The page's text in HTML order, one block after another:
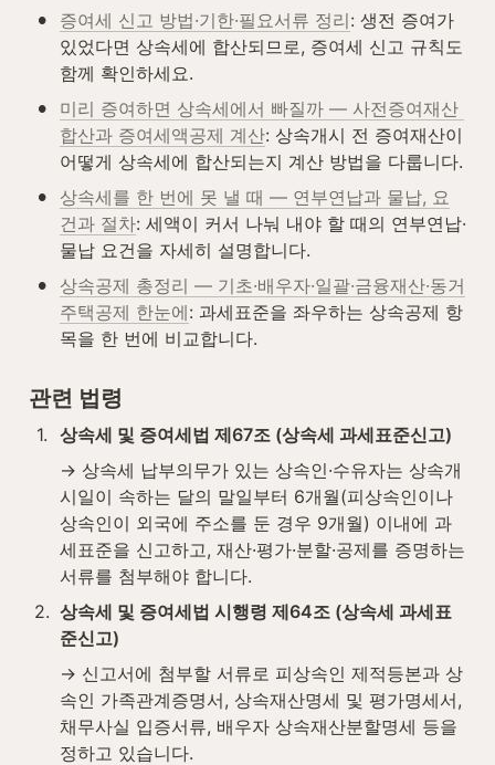
• 증여세 신고 방법·기한·필요서류 정리: 생전 증여가
있었다면 상속세에 합산되므로, 증여세 신고 규칙도
함께 확인하세요.
•
미리 증여하면 상속세에서 빠질까 — 사전증여재산
합산과 증여세액공제 계산: 상속개시 전 증여재산이
어떻게 상속세에 합산되는지 계산 방법을 다룹니다.
•
상속세를 한 번에 못 낼 때 — 연부연납과 물납, 요
건과 절차: 세액이 커서 나눠 내야 할 때의 연부연납·
물납 요건을 자세히 설명합니다.
•
상속공제 총정리 — 기초·배우자·일괄·금융재산·동거
주택공제 한눈에: 과세표준을 좌우하는 상속공제 항
목을 한 번에 비교합니다.
관련 법령
1. 상속세 및 증여세법 제67조 (상속세 과세표준신고)
→ 상속세 납부의무가 있는 상속인·수유자는 상속개
시일이 속하는 달의 말일부터 6개월(피상속인이나
상속인이 외국에 주소를 둔 경우 9개월) 이내에 과
세표준을 신고하고, 재산·평가·분할·공제를 증명하는
서류를 첨부해야 합니다.
2. 상속세 및 증여세법 시행령 제64조 (상속세 과세표
준신고)
→ 신고서에 첨부할 서류로 피상속인 제적등본과 상
속인 가족관계증명서, 상속재산명세 및 평가명세서,
채무사실 입증서류, 배우자 상속재산분할명세 등을
정하고 있습니다.